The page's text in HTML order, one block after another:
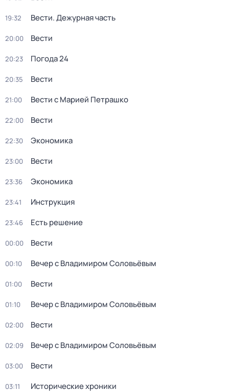
19:32 Вести. Дежурная часть
20:00 Вести
20:23 Погода 24
20:35 Вести
21:00 Вести с Марией Петрашко
22:00 Вести
22:30 Экономика
23:00 Вести
23:36 Экономика
23:41 Инструкция
23:46 Есть решение
00:00 Вести
00:10 Вечер с Владимиром Соловьёвым
01:00 Вести
01:10 Вечер с Владимиром Соловьёвым
02:00 Вести
02:09 Вечер с Владимиром Соловьёвым
03:00 Вести
03:11 Исторические хроники